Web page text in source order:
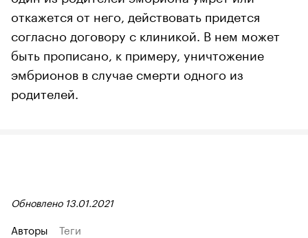
откажется от него, действовать придется
согласно договору с клиникой. В нем может
быть прописано, к примеру, уничтожение
эмбрионов в случае смерти одного из
родителей.
Обновлено 13.01.2021
Авторы Теги